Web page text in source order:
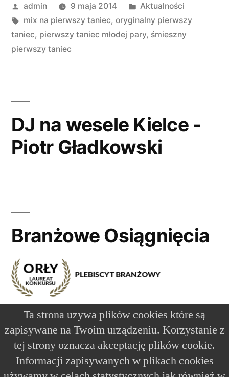
Opublikowany
przez
admin 9 maja 2014
Opublikowano
w
Aktualności
Tagi:
mix na pierwszy taniec, oryginalny pierwszy
taniec, pierwszy taniec młodej pary, śmieszny
pierwszy taniec
DJ na wesele Kielce -
Piotr Gładkowski
Branżowe Osiągnięcia
DJ na wesele Kielce – Piotr Gładkowski,Dumnie
wspierane przez WordPress.
Start
O Mnie
Oferta
Aktualności Opinie Galeria
Ta strona uzywa plików cookies które są
zapisywane na Twoim urządzeniu. Korzystanie z
tej strony oznacza akceptację plików cookie.
Informacji zapisywanych w plikach cookies